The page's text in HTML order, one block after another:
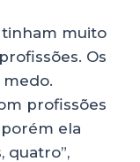
tinham muito
Os
profissões
ela
quatro”,